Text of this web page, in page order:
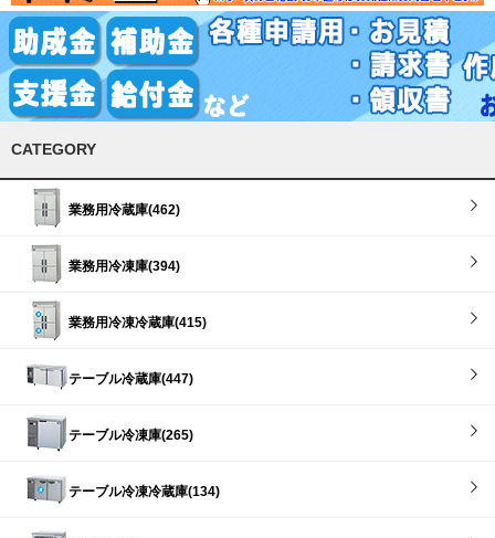
CATEGORY
業務用冷蔵庫(462)
業務用冷凍庫(394)
業務用冷凍冷蔵庫(415)
テーブル冷蔵庫(447)
テーブル冷凍庫(265)
テーブル冷凍冷蔵庫(134)